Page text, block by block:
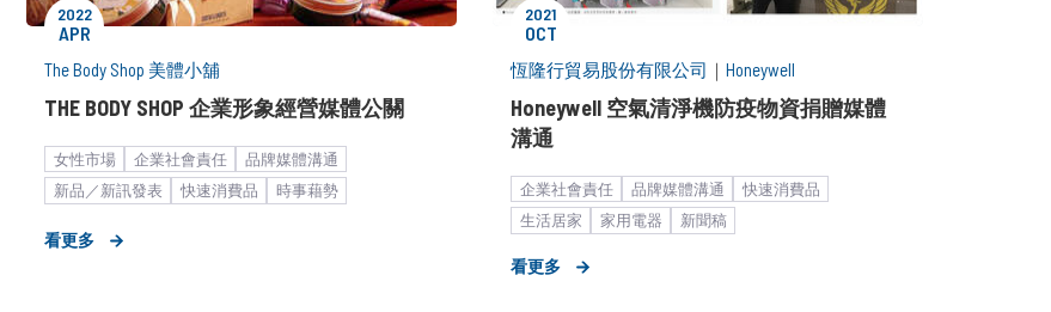
2022
APR
The Body Shop 美體小舖
THE BODY SHOP 企業形象經營媒體公關
女性市場 企業社會責任
品牌媒體溝通
新品／新訊發表
快速消費品
時事藉勢
看更多
2021
OCT
恆隆行貿易股份有限公司 ｜ Honeywell
Honeywell 空氣清淨機防疫物資捐贈媒體
溝通
企業社會責任 品牌媒體溝通
快速消費品
生活居家
家用電器 新聞稿
看更多